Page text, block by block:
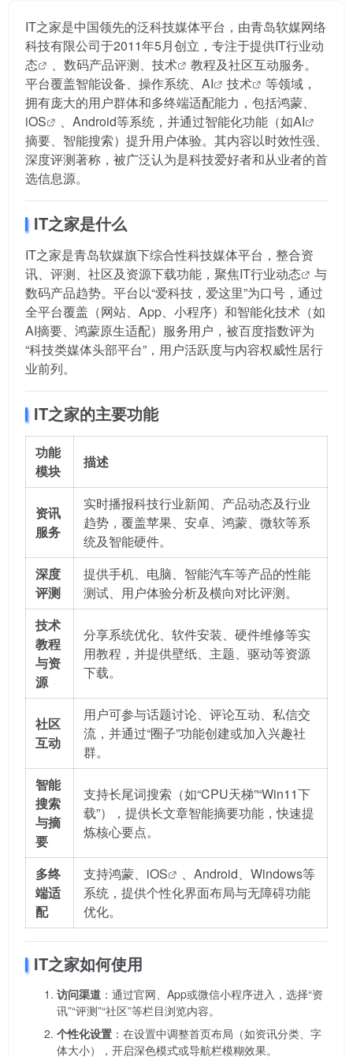
IT之家是中国领先的泛科技媒体平台，由青岛软媒网络
科技有限公司于2011年5月创立，专注于提供IT行业动
态
、数码产品评测、 技术
教程及社区互动服务。
平台覆盖智能设备、操作系统、 AI 技术
等领域，
拥有庞大的用户群体和多终端适配能力，包括鸿蒙、
iOS
、Android等系统，并通过智能化功能（如AI
摘要、智能搜索）提升用户体验。其内容以时效性强、
深度评测著称，被广泛认为是科技爱好者和从业者的首
选信息源。
IT之家是什么
IT之家是青岛软媒旗下综合性科技媒体平台，整合资
讯、评测、社区及资源下载功能，聚焦IT行业动态
与
数码产品趋势。平台以“爱科技，爱这里”为口号，通过
全平台覆盖（网站、App、小程序）和智能化技术（如
AI摘要、鸿蒙原生适配）服务用户，被百度指数评为
“科技类媒体头部平台”，用户活跃度与内容权威性居行
业前列。
IT之家的主要功能
功能
模块
描述
资讯
服务
实时播报科技行业新闻、产品动态及行业
趋势，覆盖苹果、安卓、鸿蒙、微软等系
统及智能硬件。
深度
评测
提供手机、电脑、智能汽车等产品的性能
测试、用户体验分析及横向对比评测。
技术
教程
与资
源
分享系统优化、软件安装、硬件维修等实
用教程，并提供壁纸、主题、驱动等资源
下载。
社区
互动
用户可参与话题讨论、评论互动、私信交
流，并通过“圈子”功能创建或加入兴趣社
群。
智能
搜索
与摘
要
支持长尾词搜索（如“CPU天梯”“Win11下
载”），提供长文章智能摘要功能，快速提
炼核心要点。
多终
端适
配
支持鸿蒙、 iOS
、Android、Windows等
系统，提供个性化界面布局与无障碍功能
优化。
IT之家如何使用
访问渠道 ：通过官网、App或微信小程序进入，选择“资
讯”“评测”“社区”等栏目浏览内容。
个性化设置 ：在设置中调整首页布局（如资讯分类、字
体大小），开启深色模式或导航栏模糊效果。